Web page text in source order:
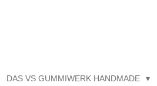
DAS VS GUMMIWERK HANDMADE